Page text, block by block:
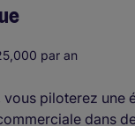
par an
piloterez une
dans